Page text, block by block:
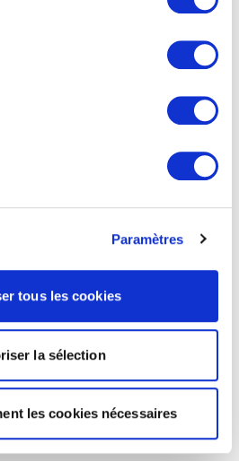
Paramètres
tous les cookies
la sélection
les cookies nécessaires